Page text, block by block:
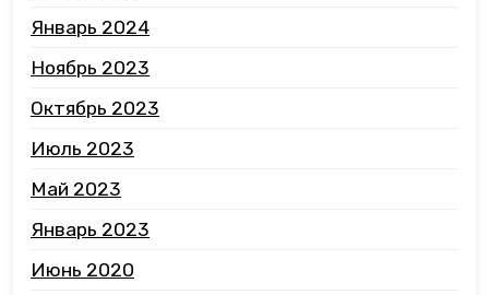
Январь 2024
Ноябрь 2023
Октябрь 2023
Июль 2023
Май 2023
Январь 2023
Июнь 2020